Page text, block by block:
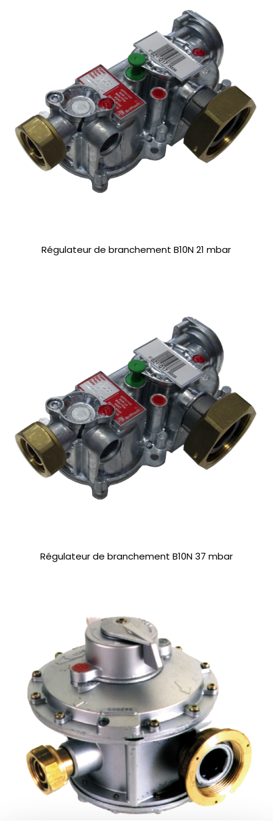
Régulateur de branchement B10N 21 mbar
Régulateur de branchement B10N 37 mbar